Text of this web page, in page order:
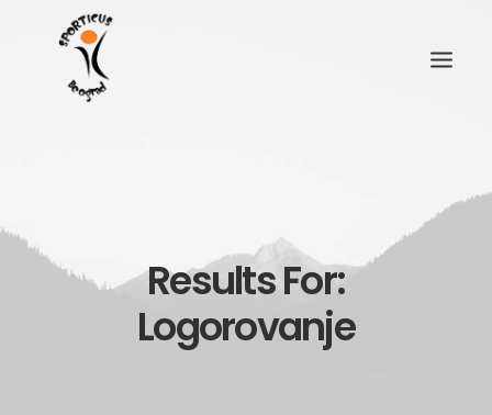
Results For:
Logorovanje